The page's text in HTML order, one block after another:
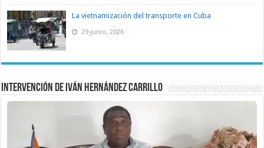
La vietnamización del transporte en Cuba
29 junio, 2026
Intervención de Iván Hernández Carrillo